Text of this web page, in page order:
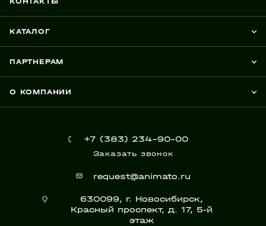
КАТАЛОГ
ПАРТНЕРАМ
О КОМПАНИИ
+7 (383) 234-90-00
Заказать звонок
request@animato.ru
630099, г. Новосибирск,
Красный проспект, д. 17, 5-й
этаж